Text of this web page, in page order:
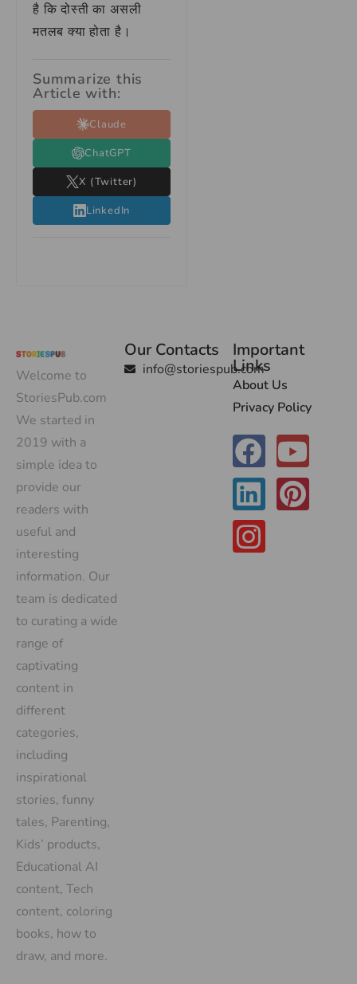
है कि दोस्ती का असली
मतलब क्या होता है।
Summarize this
Article with:
Claude
ChatGPT
X (Twitter)
LinkedIn
Welcome to
StoriesPub.com
We started in
2019 with a
simple idea to
provide our
readers with
useful and
interesting
information. Our
team is dedicated
to curating a wide
range of
captivating
content in
different
categories,
including
inspirational
stories, funny
tales, Parenting,
Kids’ products,
Educational AI
content, Tech
content, coloring
books, how to
draw, and more.
Our Contacts
info@storiespub.com
Important
Links
About Us
Privacy Policy